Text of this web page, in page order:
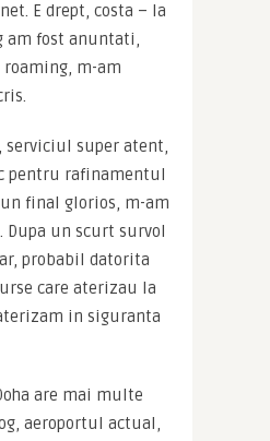
E drept, costa – la
am fost anuntati,
m-am
serviciul super atent,
pentru rafinamentul
final glorios, m-am
Dupa un scurt survol
probabil datorita
care aterizau la
in siguranta
are mai multe
aeroportul actual,